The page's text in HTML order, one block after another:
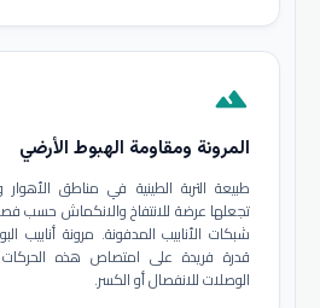
terrain
المرونة ومقاومة الهبوط الأرضي
طبيعة التربة الطينية في مناطق
تجعلها عرضة للانتفاخ والانكماش حسب
قدرة فريدة على امتصاص هذه الحركات
الوصلات للانفصال أو الكسر.